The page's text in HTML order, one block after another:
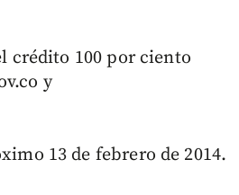
crédito 100 por ciento
y
13 de febrero de 2014.